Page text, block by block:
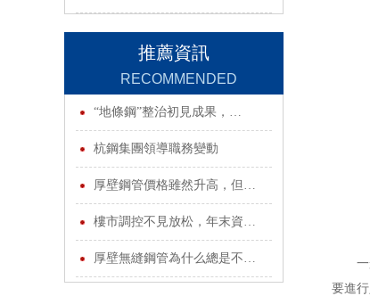
推薦資訊
RECOMMENDED
INFORMATION
“地條鋼”整治初見成果，…
杭鋼集團領導職務變動
厚壁鋼管價格雖然升高，但…
樓市調控不見放松，年末資…
厚壁無縫鋼管為什么總是不…
一
要進